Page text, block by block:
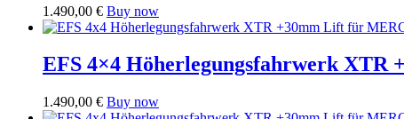
1.490,00 € Buy now
EFS 4×4 Höherlegungsfahrwerk
1.490,00 € Buy now